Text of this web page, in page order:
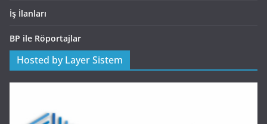
İş İlanları
BP ile Röportajlar
Hosted by Layer Sistem